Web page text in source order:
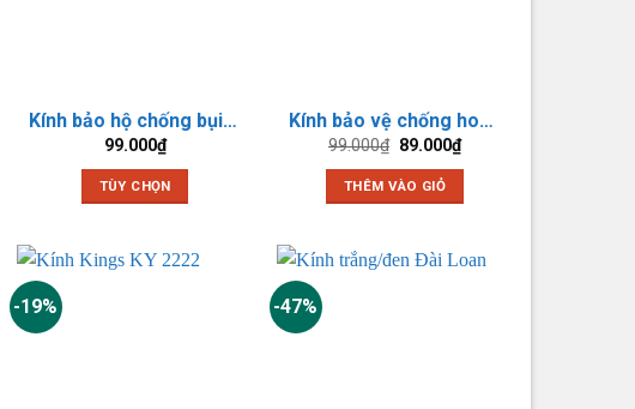
Kính bảo hộ chống bụi Safety Jogger TSAVO
99.000₫
TÙY CHỌN
này
Kính bảo vệ chống hoá chất chống đọng sương A2601
99.000₫ Giá
là:
99.000₫.
89.000₫Giá
hiện
THÊM VÀO GIỎ
-19% -47%